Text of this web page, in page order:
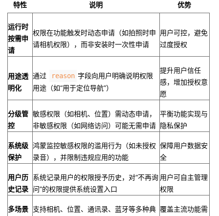
​特性​ ​说明​ ​优势​
​运行时
按需申
请​
权限在功能触发时动态申请（如拍照时申
请相机权限），而非安装时一次性申请
用户可控，避免
过度授权
​用途透
明化​
通过 reason 字段向用户明确说明权限
用途（如“用于定位导航”）
提升用户信任
感，增加授权意
愿
​分级管
控​
敏感权限（如相机、位置）需动态申请，
非敏感权限（如网络访问）可能无需申请
平衡功能实现与
隐私保护
​系统级
保护​
鸿蒙监控敏感权限的滥用行为（如未授权
录音），并限制违规应用的功能
保障用户数据安
全
​用户历
史记录​
系统记录用户的权限授予历史，对“不再询
问”的权限提供系统设置入口
用户可自主管理
权限
​多场景 支持相机、位置、通讯录、蓝牙等多种典 覆盖主流功能需